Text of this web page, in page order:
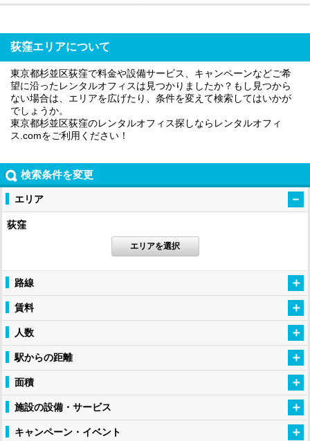
荻窪エリアについて
東京都杉並区荻窪で料金や設備サービス、キャンペーンなどご希
望に沿ったレンタルオフィスは見つかりましたか？もし見つから
ない場合は、エリアを広げたり、条件を変えて検索してはいかが
でしょうか。
東京都杉並区荻窪のレンタルオフィス探しならレンタルオフィ
ス.comをご利用ください！
検索条件を変更
エリア
荻窪
エリアを選択
路線
賃料
人数
駅からの距離
面積
施設の設備・サービス
キャンペーン・イベント